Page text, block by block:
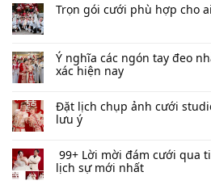
Trọn gói cưới phù hợp cho
Ý nghĩa các ngón tay đeo
xác hiện nay
Đặt lịch chụp ảnh cưới
lưu ý
99+ Lời mời đám cưới qua
lịch sự mới nhất